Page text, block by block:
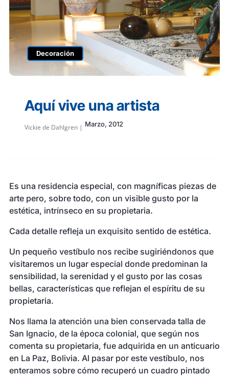
Seguros y Asistencias Historias
Actualidad
Tecnología
Decoración
Aquí vive una artista
Vickie de Dahlgren | Marzo, 2012
Es una residencia especial, con magníficas piezas de
arte pero, sobre todo, con un visible gusto por la
estética, intrínseco en su propietaria.
Cada detalle refleja un exquisito sentido de estética.
Un pequeño vestíbulo nos recibe sugiriéndonos que
visitaremos un lugar especial donde predominan la
sensibilidad, la serenidad y el gusto por las cosas
bellas, características que reflejan el espíritu de su
propietaria.
Nos llama la atención una bien conservada talla de
San Ignacio, de la época colonial, que según nos
comenta su propietaria, fue adquirida en un anticuario
en La Paz, Bolivia. Al pasar por este vestíbulo, nos
enteramos sobre cómo recuperó un cuadro pintado